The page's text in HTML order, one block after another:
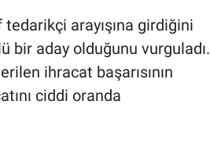
arayışına girdiğini
bir aday olduğunu vurguladı.
ihracat başarısının
ciddi oranda